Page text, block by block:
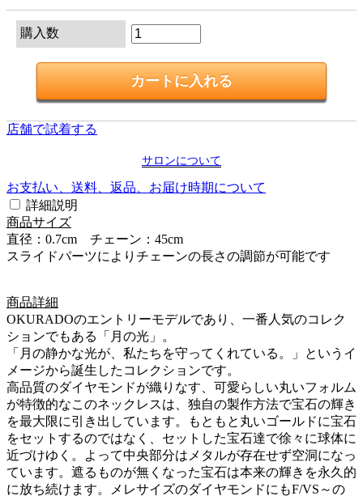
購入数
店舗で試着する
サロンについて
お支払い、送料、返品、お届け時期について
詳細説明
商品サイズ
直径：0.7cm チェーン：45cm
スライドパーツによりチェーンの長さの調節が可能です
商品詳細
OKURADOのエントリーモデルであり、一番人気のコレク
ションでもある「月の光」。
「月の静かな光が、私たちを守ってくれている。」というイ
メージから誕生したコレクションです。
高品質のダイヤモンドが織りなす、可愛らしい丸いフォルム
が特徴的なこのネックレスは、独自の製作方法で宝石の輝き
を最大限に引き出しています。もともと丸いゴールドに宝石
をセットするのではなく、セットした宝石達で徐々に球体に
近づけゆく。よって中央部分はメタルが存在せず空洞になっ
ています。遮るものが無くなった宝石は本来の輝きを永久的
に放ち続けます。メレサイズのダイヤモンドにもF/VS～の